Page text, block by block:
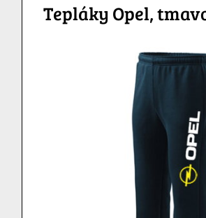
Tepláky Opel,